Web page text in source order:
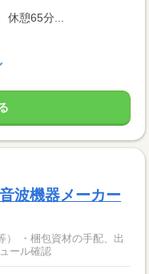
休憩65分...
波機器メーカー
・梱包資材の手配、出
ジュール確認